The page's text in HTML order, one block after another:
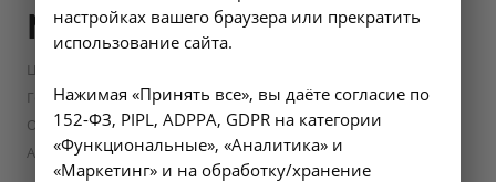
Москве
Цены в Москве
Гематология и коагулология —
Определение активности фактора VIII в сыворотке крови -
A09.05.188 в Москве
настройках вашего браузера или прекратить
использование сайта.
Нажимая «Принять все», вы даёте согласие по
152-ФЗ, PIPL, ADPPA, GDPR на категории
«Функциональные», «Аналитика» и
«Маркетинг» и на обработку/хранение